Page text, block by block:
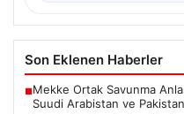
Son Eklenen Haberler
■Mekke Ortak Savunma
Suudi Arabistan ve Pakistan